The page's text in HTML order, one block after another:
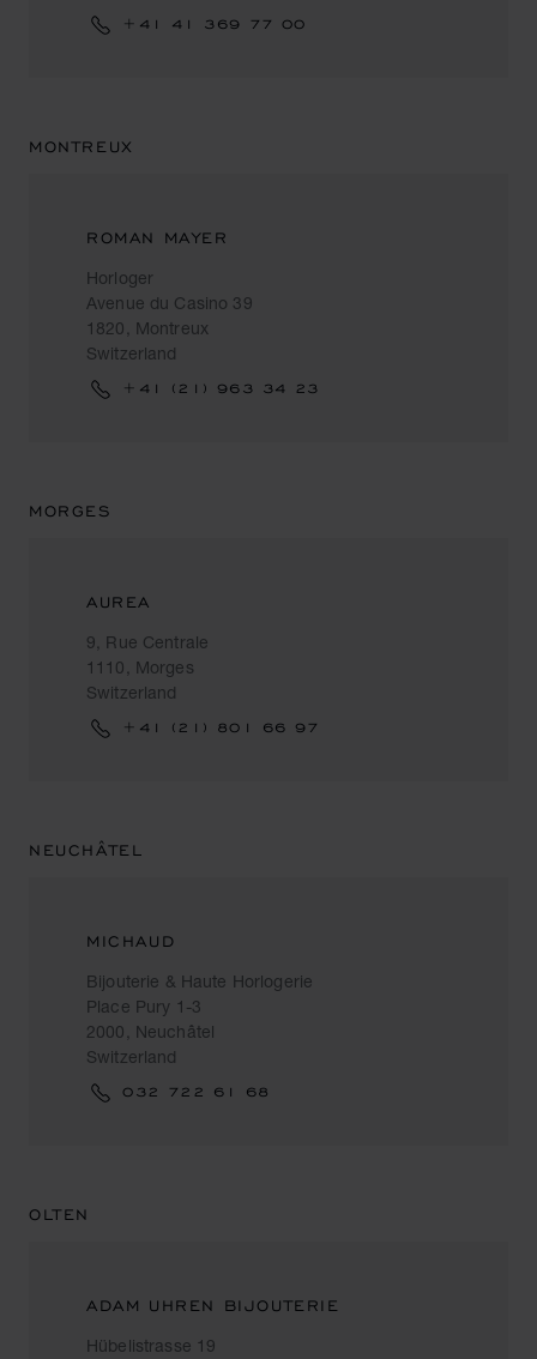
+41 41 369 77 00
MONTREUX
ROMAN MAYER
Horloger
Avenue du Casino 39
1820, Montreux
Switzerland
+41 (21) 963 34 23
MORGES
AUREA
9, Rue Centrale
1110, Morges
Switzerland
+41 (21) 801 66 97
NEUCHÂTEL
MICHAUD
Bijouterie & Haute Horlogerie
Place Pury 1-3
2000, Neuchâtel
Switzerland
032 722 61 68
OLTEN
ADAM UHREN BIJOUTERIE
Hübelistrasse 19